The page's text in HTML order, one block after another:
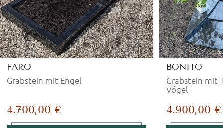
FARO
Grabstein mit Engel
4.700,00 €
BONITO
Grabstein mit
Vögel
4.900,00 €